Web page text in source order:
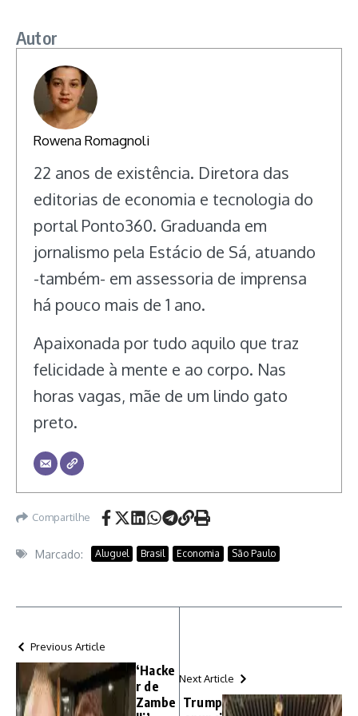
Autor
Rowena Romagnoli
22 anos de existência. Diretora das
editorias de economia e tecnologia do
portal Ponto360. Graduanda em
jornalismo pela Estácio de Sá, atuando
-também- em assessoria de imprensa
há pouco mais de 1 ano.
Apaixonada por tudo aquilo que traz
felicidade à mente e ao corpo. Nas
horas vagas, mãe de um lindo gato
preto.
Compartilhe
Marcado: Aluguel Brasil Economia São Paulo
Previous Article
‘Hacke
r de
Zambe
Next Article
Trump